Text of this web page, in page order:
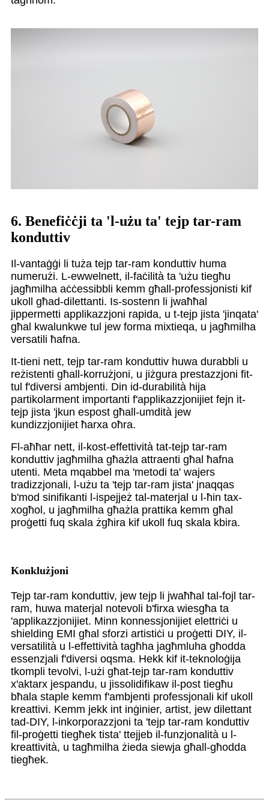
6. Benefiċċji ta 'l-użu ta' tejp tar-ram
konduttiv
Il-vantaġġi li tuża tejp tar-ram konduttiv huma
numerużi. L-ewwelnett, il-faċilità ta 'użu tiegħu
jagħmilha aċċessibbli kemm għall-professjonisti kif
ukoll għad-dilettanti. Is-sostenn li jwaħħal
jippermetti applikazzjoni rapida, u t-tejp jista 'jinqata'
għal kwalunkwe tul jew forma mixtieqa, u jagħmilha
versatili ħafna.
It-tieni nett, tejp tar-ram konduttiv huwa durabbli u
reżistenti għall-korrużjoni, u jiżgura prestazzjoni fit-
tul f'diversi ambjenti. Din id-durabilità hija
partikolarment importanti f'applikazzjonijiet fejn it-
tejp jista 'jkun espost għall-umdità jew
kundizzjonijiet ħarxa oħra.
Fl-aħħar nett, il-kost-effettività tat-tejp tar-ram
konduttiv jagħmilha għażla attraenti għal ħafna
utenti. Meta mqabbel ma 'metodi ta' wajers
tradizzjonali, l-użu ta 'tejp tar-ram jista' jnaqqas
b'mod sinifikanti l-ispejjeż tal-materjal u l-ħin tax-
xogħol, u jagħmilha għażla prattika kemm għal
proġetti fuq skala żgħira kif ukoll fuq skala kbira.
Konklużjoni
Tejp tar-ram konduttiv, jew tejp li jwaħħal tal-fojl tar-
ram, huwa materjal notevoli b'firxa wiesgħa ta
'applikazzjonijiet. Minn konnessjonijiet elettriċi u
shielding EMI għal sforzi artistiċi u proġetti DIY, il-
versatilità u l-effettività tagħha jagħmluha għodda
essenzjali f'diversi oqsma. Hekk kif it-teknoloġija
tkompli tevolvi, l-użi għat-tejp tar-ram konduttiv
x'aktarx jespandu, u jissolidifikaw il-post tiegħu
bħala staple kemm f'ambjenti professjonali kif ukoll
kreattivi. Kemm jekk int inġinier, artist, jew dilettant
tad-DIY, l-inkorporazzjoni ta 'tejp tar-ram konduttiv
fil-proġetti tiegħek tista' ttejjeb il-funzjonalità u l-
kreattività, u tagħmilha żieda siewja għall-għodda
tiegħek.